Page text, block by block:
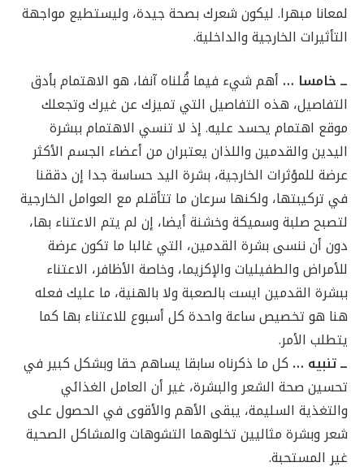
لمعانا مبهرا. ليكون شعرك بصحة جيدة، وليستطيع مواجهة
التأثيرات الخارجية والداخلية.
ــ خامسا … أهم شيء فيما قُلناه آنفا، هو الاهتمام بأدق
التفاصيل، هذه التفاصيل التي تميزك عن غيرك وتجعلك
موقع اهتمام يحسد عليه. إذ لا تنسي الاهتمام ببشرة
اليدين والقدمين واللذان يعتبران من أعضاء الجسم الأكثر
عرضة للمؤثرات الخارجية، بشرة اليد حساسة جدا إن دققنا
في تركيبتها، ولكنها سرعان ما تتأقلم مع العوامل الخارجية
لتصبح صلبة وسميكة وخشنة أيضا، إن لم يتم الاعتناء بها،
دون أن ننسى بشرة القدمين، التي غالبا ما تكون عرضة
للأمراض والطفيليات والإكزيما، وخاصة الأظافر، الاعتناء
ببشرة القدمين ايست بالصعبة ولا بالهنية، ما عليك فعله
هنا هو تخصيص ساعة واحدة كل أسبوع للاعتناء بها كما
يتطلب الأمر.
ــ تنبيه … كل ما ذكرناه سابقا يساهم حقا وبشكل كبير في
تحسين صحة الشعر والبشرة، غير أن العامل الغذائي
والتغذية السليمة، يبقى الأهم والأقوى في الحصول على
شعر وبشرة مثاليين تخلوهما التشوهات والمشاكل الصحية
غير المستحبة.